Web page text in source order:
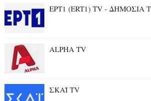
ΕΡΤ1 (ERT1) TV -
ALPHA TV
ΣΚΑΪ TV